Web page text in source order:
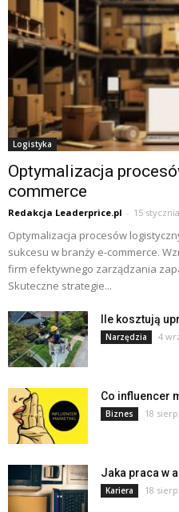
Logistyka
Optymalizacja
commerce
Redakcja Leaderprice.pl - 15
Optymalizacja procesów
sukcesu w branży e-commerce.
firm efektywnego zarządzania
Skuteczne strategie...
Ile kosztują
Narzędzia 4
Co influencer
Biznes 18
Jaka praca w
Kariera 18